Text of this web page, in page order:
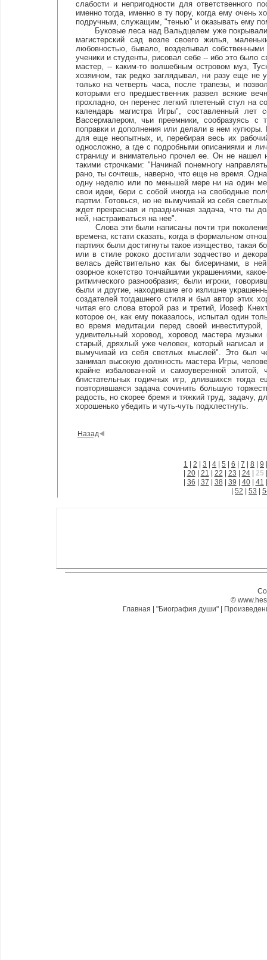
слабости и непригодности для ответственного
именно тогда, именно в ту пору, когда ему очень
подручным, служащим, "тенью" и оказывать ему
Буковые леса над Вальдцелем уже
магистерский сад возле своего жилья,
любовностью, бывало, возделывал
ученики и студенты, рисовал себе -- ибо это
мастер, -- каким-то волшебным островом муз,
хозяином, так редко заглядывал, ни разу еще
только на четверть часа, после трапезы, и
которыми его предшественник развел всякие
прохладно, он перенес легкий плетеный стул на
календарь магистра Игры", составленный лет
Вассермалером, чьи преемники, сообразуясь с
поправки и дополнения или делали в нем купюры.
для еще неопытных, и, перебирая весь их
односложно, а где с подробными описаниями и
страницу и внимательно прочел ее. Он не нашел
такими строчками: "Начинай понемногу
рано, ты сочтешь, наверно, что еще не время.
одну неделю или по меньшей мере ни на один
свои идеи, бери с собой иногда на свободные
партии. Готовься, но не вымучивай из себя
ждет прекрасная и праздничная задача, что ты
ней, настраиваться на нее".
Слова эти были написаны почти три
времена, кстати сказать, когда в формальном
партиях были достигнуты такое изящество, такая
или в стиле рококо достигали зодчество и
велась действительно как бы бисеринами, в
озорное кокетство тончайшими украшениями,
ритмического разнообразия; были игроки,
были и другие, находившие его излишне
создателей тогдашнего стиля и был автор этих
читая его слова второй раз и третий, Иозеф
которое он, как ему показалось, испытал один
во время медитации перед своей
удивительный хоровод, хоровод мастера
старый, дряхлый уже человек, который написал
вымучивай из себя светлых мыслей". Это был
занимал высокую должность мастера Игры,
крайне избалованной и самоуверенной
блистательных годичных игр, длившихся тогда
повторявшаяся задача сочинить большую
радость, но скорее бремя и тяжкий труд, задачу,
хорошенько убедить и чуть-чуть подхлестнуть.
Назад
1 2 3 4 5 6 7 8 9
20| 21 22 23 24| 25
36 37 38 39 40| 41
52 53
©
Главная
"Биография души"